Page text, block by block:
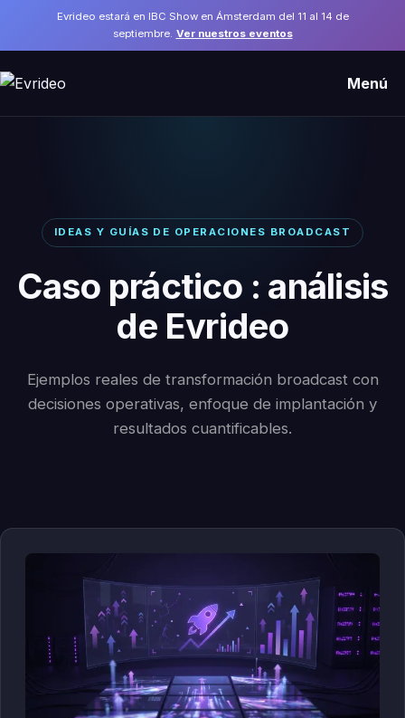
Evrideo estará en IBC Show en Ámsterdam del 11 al 14 de
septiembre. Ver nuestros eventos
Menú
IDEAS Y GUÍAS DE OPERACIONES BROADCAST
Caso práctico : análisis
de Evrideo
Ejemplos reales de transformación broadcast con
decisiones operativas, enfoque de implantación y
resultados cuantificables.